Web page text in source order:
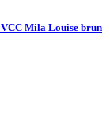
VCC Mila Louise brun